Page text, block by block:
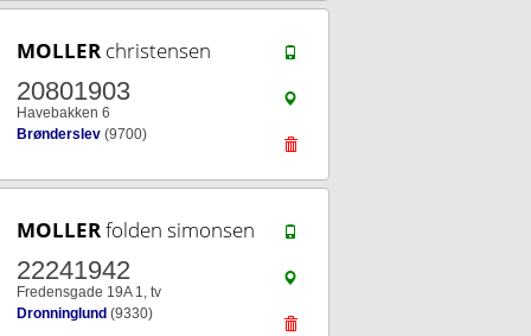
MOLLER christensen
20801903
Havebakken 6
Brønderslev (9700)
MOLLERfolden simonsen
22241942
Fredensgade 19A 1, tv
Dronninglund (9330)